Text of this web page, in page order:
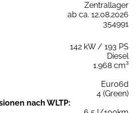
Zentrallager
ab ca. 12.08.2026
354991
142 kW / 193 PS
Diesel
1.968 cm³
Euro6d
4 (Green)
nach WLTP: